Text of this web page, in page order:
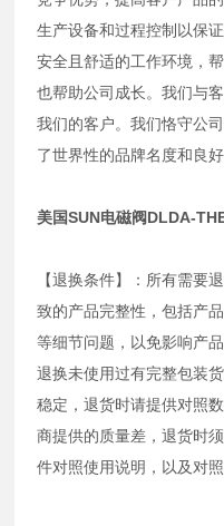
生产设备和过程控制以保
安全且舒适的工作环境，
也帮助公司成长。我们与
我们的客户。我们恪守公
了世界性的品牌名度和良好
美国SUN电磁阀DLDA-
【退换条件】：所有需要
致的产品完整性，包括产
等细节问题，以免影响产
退换未使用过有完整包装
稳定，退货时请提供对照
商提供的质量差，退货时
件对照使用说明，以及对